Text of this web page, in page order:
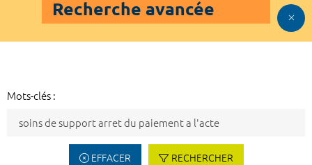
Recherche avancée
Mots-clés :
EFFACER RECHERCHER